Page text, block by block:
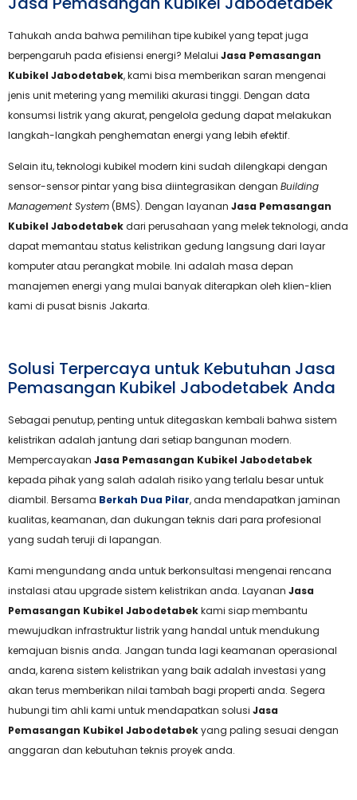
Tahukah anda bahwa pemilihan tipe kubikel yang tepat juga
berpengaruh pada efisiensi energi? Melalui Jasa Pemasangan
Kubikel Jabodetabek, kami bisa memberikan saran mengenai
jenis unit metering yang memiliki akurasi tinggi. Dengan data
konsumsi listrik yang akurat, pengelola gedung dapat melakukan
langkah-langkah penghematan energi yang lebih efektif.
Selain itu, teknologi kubikel modern kini sudah dilengkapi dengan
sensor-sensor pintar yang bisa diintegrasikan dengan Building
Management System(BMS). Dengan layanan Jasa Pemasangan
Kubikel Jabodetabekdari perusahaan yang melek teknologi, anda
dapat memantau status kelistrikan gedung langsung dari layar
komputer atau perangkat mobile. Ini adalah masa depan
manajemen energi yang mulai banyak diterapkan oleh klien-klien
kami di pusat bisnis Jakarta.
Solusi Terpercaya untuk Kebutuhan Jasa
Pemasangan Kubikel Jabodetabek Anda
Sebagai penutup, penting untuk ditegaskan kembali bahwa sistem
kelistrikan adalah jantung dari setiap bangunan modern.
Mempercayakan Jasa Pemasangan Kubikel Jabodetabek
kepada pihak yang salah adalah risiko yang terlalu besar untuk
diambil. Bersama Berkah Dua Pilar, anda mendapatkan jaminan
kualitas, keamanan, dan dukungan teknis dari para profesional
yang sudah teruji di lapangan.
Kami mengundang anda untuk berkonsultasi mengenai rencana
instalasi atau upgrade sistem kelistrikan anda. Layanan Jasa
Pemasangan Kubikel Jabodetabekkami siap membantu
mewujudkan infrastruktur listrik yang handal untuk mendukung
kemajuan bisnis anda. Jangan tunda lagi keamanan operasional
anda, karena sistem kelistrikan yang baik adalah investasi yang
akan terus memberikan nilai tambah bagi properti anda. Segera
hubungi tim ahli kami untuk mendapatkan solusi Jasa
Pemasangan Kubikel Jabodetabekyang paling sesuai dengan
anggaran dan kebutuhan teknis proyek anda.